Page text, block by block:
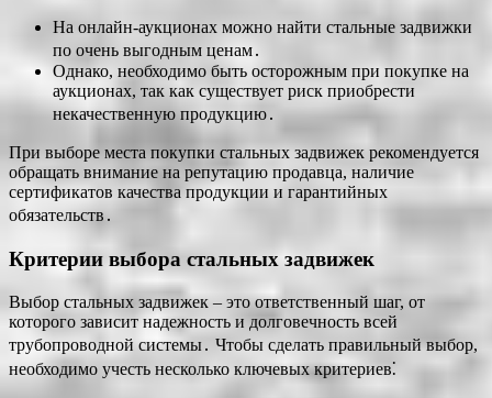
На онлайн-аукционах можно найти стальные задвижки
по очень выгодным ценам․
Однако, необходимо быть осторожным при покупке на
аукционах, так как существует риск приобрести
некачественную продукцию․
При выборе места покупки стальных задвижек рекомендуется
обращать внимание на репутацию продавца, наличие
сертификатов качества продукции и гарантийных
обязательств․
Критерии выбора стальных задвижек
Выбор стальных задвижек – это ответственный шаг, от
которого зависит надежность и долговечность всей
трубопроводной системы․ Чтобы сделать правильный выбор,
необходимо учесть несколько ключевых критериев⁚